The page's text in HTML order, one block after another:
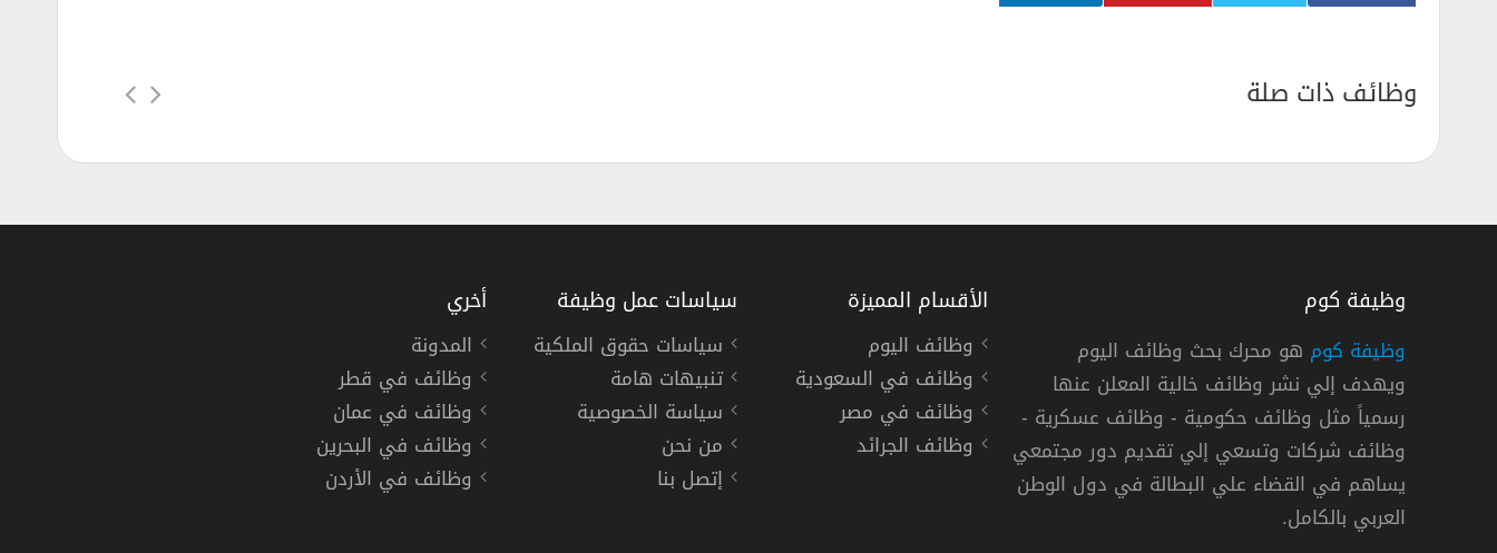
وظائف ذات صلة
وظائف مجموعة المُسلم الكويتية في الكويت
مجموعة المُسلم الكويتية
« الكويت »
وظائف شاغرة في شركة كية بي ام جي في الكويت
شركة كي بي إم جي
« الكويت »
في الكويت
دوام كامل
وظيفة كوم
وظيفة كوم هو محرك بحث وظائف اليوم
ويهدف إلي نشر وظائف خالية المعلن عنها
رسمياً مثل وظائف حكومية - وظائف عسكرية -
وظائف شركات وتسعي إلي تقديم دور مجتمعي
يساهم في القضاء علي البطالة في دول الوطن
العربي بالكامل.
الأقسام المميزة
وظائف اليوم
وظائف في السعودية
وظائف في مصر
وظائف الجرائد
سياسات عمل وظيفة
سياسات حقوق الملكية
تنبيهات هامة
سياسة الخصوصية
من نحن
إتصل بنا
أخري
المدونة
وظائف في قطر
وظائف في عمان
وظائف في البحرين
وظائف في الأردن